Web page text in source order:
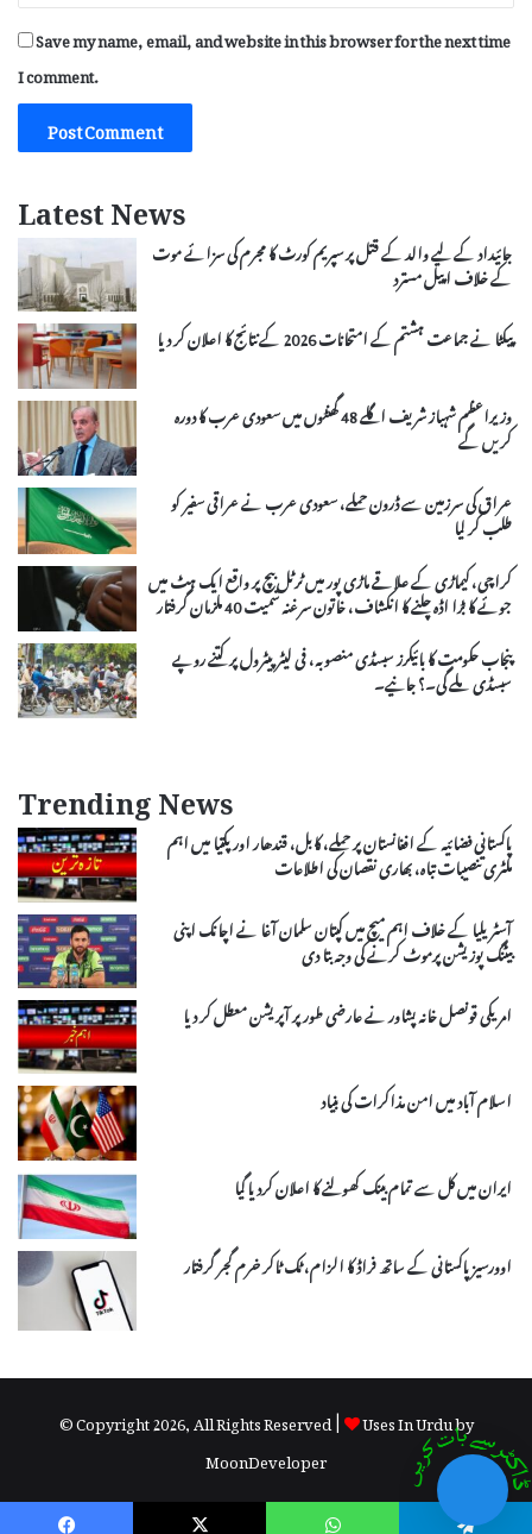
Save my name, email, and website in this browser for the next time
I comment.
Latest News
جائیداد کے لیے والد کے قتل پر سپریم کورٹ کا مجرم کی سزائے موت
کے خلاف اپیل مسترد
پیکٹا نے جماعت ہشتم کے امتحانات 2026 کے نتائج کا اعلان کر دیا
وزیراعظم شہباز شریف اگلے 48 گھنٹوں میں سعودی عرب کا دورہ
کریں گے
عراق کی سرزمین سے ڈرون حملے، سعودی عرب نے عراقی سفیر کو
طلب کر لیا
کراچی، کیماڑی کے علاقے ماڑی پور میں ٹرٹل بیچ پر واقع ایک ہٹ میں
جوئے کا بڑا اڈہ چلنے کا انکشاف، خاتون سرغنہ سمیت 40 ملزمان گرفتار
پنجاب حکومت کا بائیکرز سبسڈی منصوبہ، فی لیٹر پیٹرول پر کتنے روپے
سبسڈی ملے گی۔؟ جانیے۔
Trending News
پاکستانی فضائیہ کے افغانستان پر حملے، کابل، قندھار اور پکتیا میں اہم
ملٹری تنصیبات تباہ، بھاری نقصان کی اطلاعات
آسٹریلیا کے خلاف اہم میچ میں کپتان سلمان آغا نے اچانک اپنی
بیٹنگ پوزیشن پرموٹ کرنے کی وجہ بتا دی
امریکی قونصل خانہ پشاور نے عارضی طور پر آپریشن معطل کر دیا
اسلام آباد میں امن مذاکرات کی بنیاد
ایران میں کل سے تمام بینک کھولنے کا اعلان کردیا گیا
اوورسیز پاکستانی کے ساتھ فراڈ کا الزام، ٹک ٹاکر خرم گجر گرفتار
© Copyright 2026, All Rights Reserved |
Uses In Urdu by
MoonDeveloper